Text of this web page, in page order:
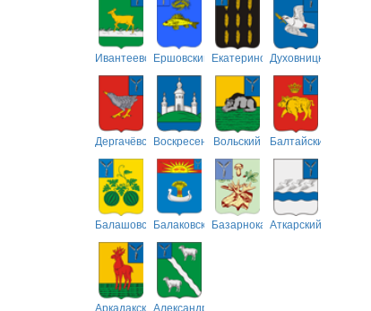
ИвантеевскийЕршовский ЕкатериновскийДуховницкий
ДергачёвскийВоскресенскийВольский Балтайский
БалашовскийБалаковскийБазарнокарабулакский
Аткарский
АркадакскийАлександрово-